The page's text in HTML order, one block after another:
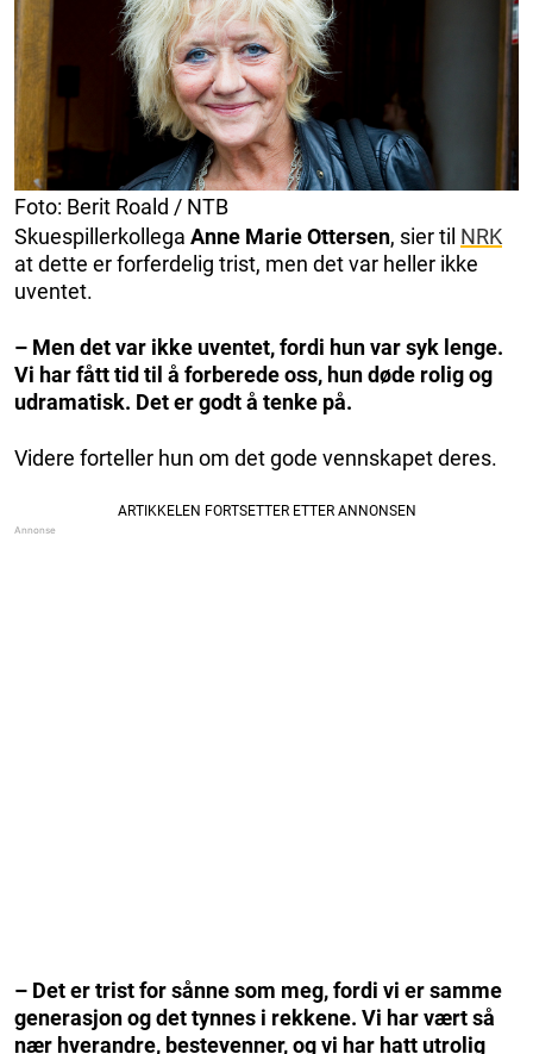
Foto: Berit Roald / NTB
Skuespillerkollega Anne Marie Ottersen, sier til NRK
at dette er forferdelig trist, men det var heller ikke
uventet.
– Men det var ikke uventet, fordi hun var syk lenge.
Vi har fått tid til å forberede oss, hun døde rolig og
udramatisk. Det er godt å tenke på.
Videre forteller hun om det gode vennskapet deres.
– Det er trist for sånne som meg, fordi vi er samme
generasjon og det tynnes i rekkene. Vi har vært så
nær hverandre, bestevenner, og vi har hatt utrolig